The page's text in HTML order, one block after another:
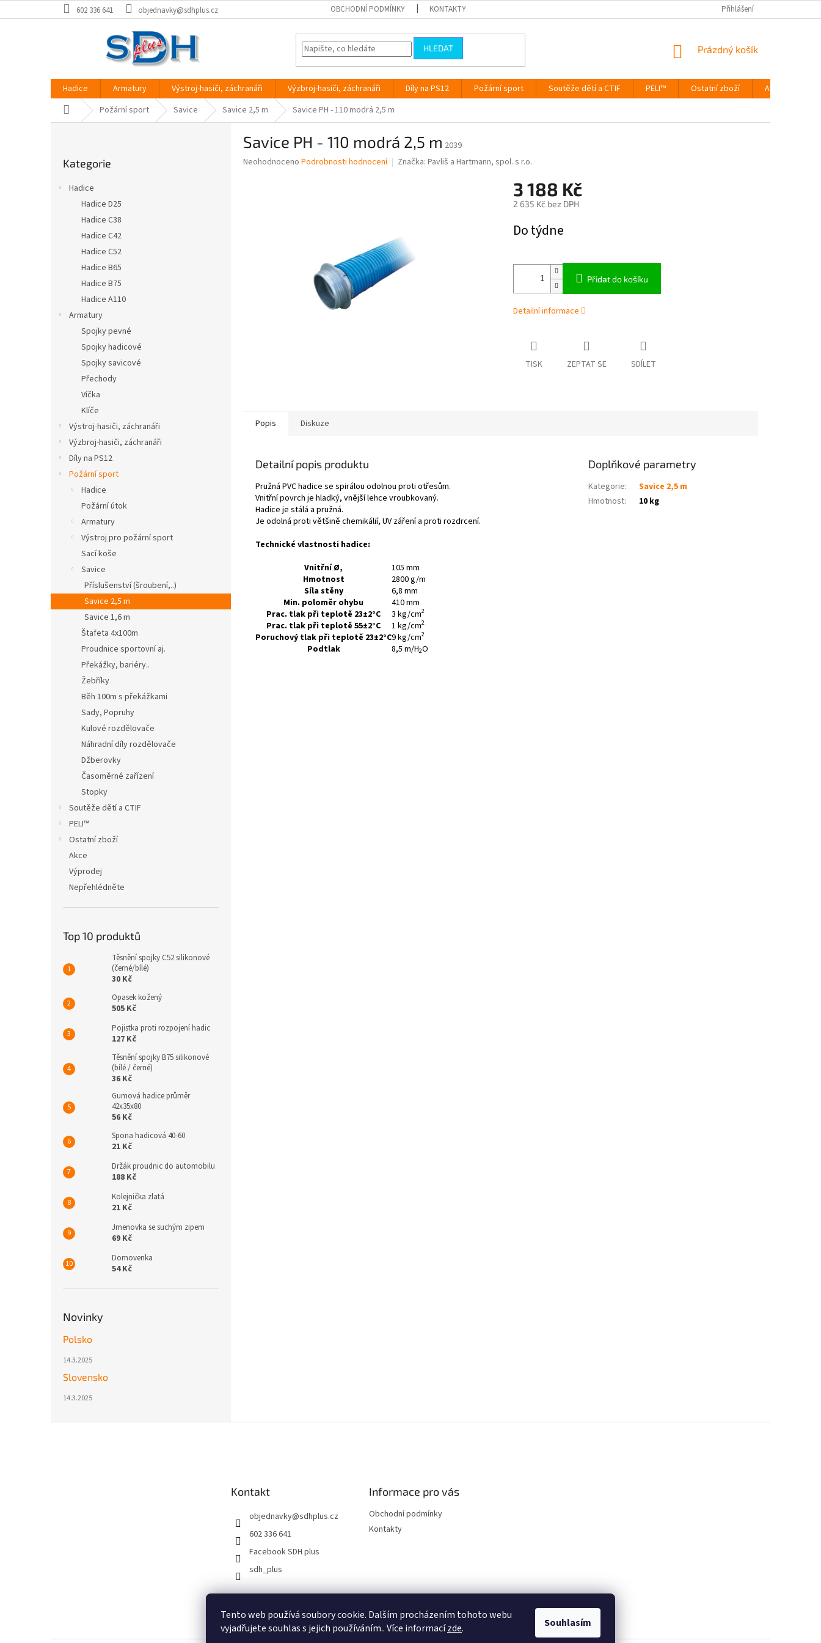
Tento web používá soubory cookie. Dalším procházením tohoto webu
vyjadřujete souhlas s jejich používáním.. Více informacízde. Souhlasím
na
602 336 641 objednavky@sdhplus.cz OBCHODNÍ PODMÍNKY KONTAKTY Přihlášení
HLEDAT
NÁKUPNÍ
Prázdný košík
Hadice Armatury Výstroj-hasiči, záchranáři Výzbroj-hasiči, záchranáři Díly na PS12 Požární sport Soutěže dětí a CTIF PELI™ Ostatní zboží Akce
Domů Požární sport Savice Savice 2,5 m Savice PH - 110 modrá 2,5 m
kategorie
Kategorie
Hadice
Hadice D25
Hadice C38
Hadice C42
Hadice C52
Hadice B65
Hadice B75
Hadice A110
Armatury
Spojky pevné
Spojky hadicové
Spojky savicové
Přechody
Víčka
Klíče
Výstroj-hasiči, záchranáři
Výzbroj-hasiči, záchranáři
Díly na PS12
Požární sport
Hadice
Požární útok
Armatury
Výstroj pro požární sport
Sací koše
Savice
Příslušenství (šroubení,..)
Savice 2,5 m
Savice 1,6 m
Štafeta 4x100m
Proudnice sportovní aj.
Překážky, bariéry..
Žebříky
Běh 100m s překážkami
Sady, Popruhy
Kulové rozdělovače
Náhradní díly rozdělovače
Džberovky
Časoměrné zařízení
Stopky
Soutěže dětí a CTIF
PELI™
Ostatní zboží
Akce
Výprodej
Nepřehlédněte
Top 10 produktů
Těsnění spojky C52 silikonové
(černé/bílé)
30 Kč
Opasek kožený
505 Kč
Pojistka proti rozpojení hadic
127 Kč
Těsnění spojky B75 silikonové
(bílé / černé)
36 Kč
Gumová hadice průměr
42x35x80
56 Kč
Spona hadicová 40-60
21 Kč
Držák proudnic do automobilu
188 Kč
Kolejnička zlatá
21 Kč
Jmenovka se suchým zipem
69 Kč
Domovenka
54 Kč
Novinky
Polsko
14.3.2025
Slovensko
14.3.2025
Savice PH - 110 modrá 2,5 m 2039
Průměrné
Neohodnoceno Podrobnosti hodnocení Značka: Pavliš a Hartmann, spol. s r.o.
3 188 Kč
2 635 Kč bez DPH
cena:
Do týdne
Přidat do košíku
Detailní informace
TISK ZEPTAT SE SDÍLET
Popis Diskuze
Detailní popis produktu
Pružná PVC hadice se spirálou odolnou proti otřesům.
Vnitřní povrch je hladký, vnější lehce vroubkovaný.
Hadice je stálá a pružná.
Je odolná proti většině chemikálií, UV záření a proti rozdrcení.
Technické vlastnosti hadice:
Vnitřní Ø,
105 mm
Hmotnost
2800 g/m
Síla stěny
6,8 mm
Min. poloměr ohybu
410 mm
Prac. tlak při teplotě 23±2°C
3 kg/cm2
Prac. tlak při teplotě 55±2°C 1 kg/cm2
Poruchový tlak při teplotě 23±2°C9 kg/cm2
Podtlak 8,5 m/H2O
Doplňkové parametry
Kategorie:
Savice 2,5 m
Hmotnost: 10 kg
Kontakt
objednavky@sdhplus.cz
602 336 641
Facebook SDH plus
sdh_plus
Informace pro vás
Obchodní podmínky
Kontakty